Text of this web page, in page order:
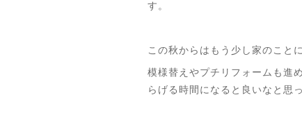
す。
この秋からはもう少し家のこと
模様替えやプチリフォームも進
らげる時間になると良いなと思